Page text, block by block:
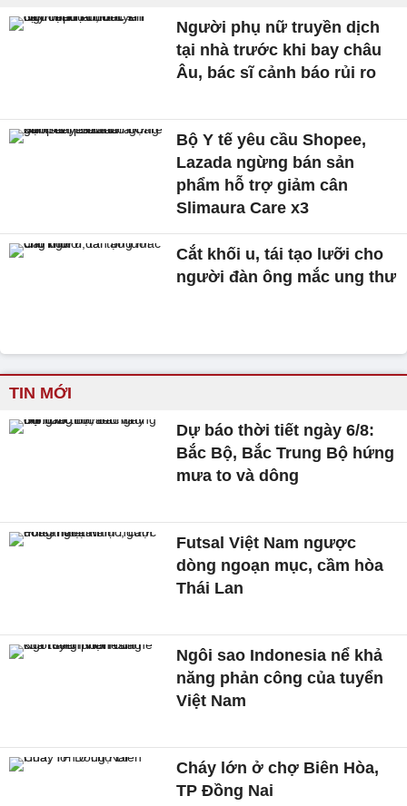
Người phụ nữ truyền dịch
tại nhà trước khi bay châu
Âu, bác sĩ cảnh báo rủi ro
Bộ Y tế yêu cầu Shopee,
Lazada ngừng bán sản
phẩm hỗ trợ giảm cân
Slimaura Care x3
Cắt khối u, tái tạo lưỡi cho
người đàn ông mắc ung thư
TIN MỚI
Dự báo thời tiết ngày 6/8:
Bắc Bộ, Bắc Trung Bộ hứng
mưa to và dông
Futsal Việt Nam ngược
dòng ngoạn mục, cầm hòa
Thái Lan
Ngôi sao Indonesia nể khả
năng phản công của tuyển
Việt Nam
Cháy lớn ở chợ Biên Hòa,
TP Đồng Nai